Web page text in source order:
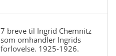
7 breve til Ingrid Chemnitz
som omhandler Ingrids
forlovelse. 1925-1926.